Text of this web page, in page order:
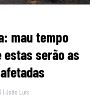
mau tempo
serão as
|João Luís